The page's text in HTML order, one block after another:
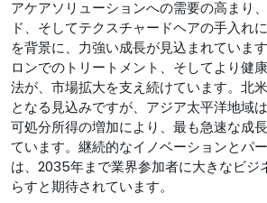
アケアソリューションへの需要の高まり
ド、そしてテクスチャードヘアの手入れ
を背景に、力強い成長が見込まれていま
ロンでのトリートメント、そしてより健
法が、市場拡大を支え続けています。北
となる見込みですが、アジア太平洋地域
可処分所得の増加により、最も急速な成
ています。継続的なイノベーションとパ
は、2035年まで業界参加者に大きなビジ
らすと期待されています。